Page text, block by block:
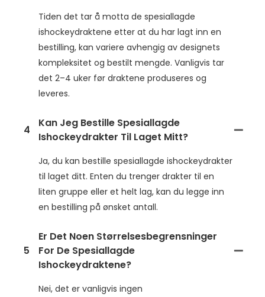
Tiden det tar å motta de spesiallagde
ishockeydraktene etter at du har lagt inn en
bestilling, kan variere avhengig av designets
kompleksitet og bestilt mengde. Vanligvis tar
det 2–4 uker før draktene produseres og
leveres.
4
Kan Jeg Bestille Spesiallagde
Ishockeydrakter Til Laget Mitt?
Ja, du kan bestille spesiallagde ishockeydrakter
til laget ditt. Enten du trenger drakter til en
liten gruppe eller et helt lag, kan du legge inn
en bestilling på ønsket antall.
5
Er Det Noen Størrelsesbegrensninger
For De Spesiallagde
Ishockeydraktene?
Nei, det er vanligvis ingen